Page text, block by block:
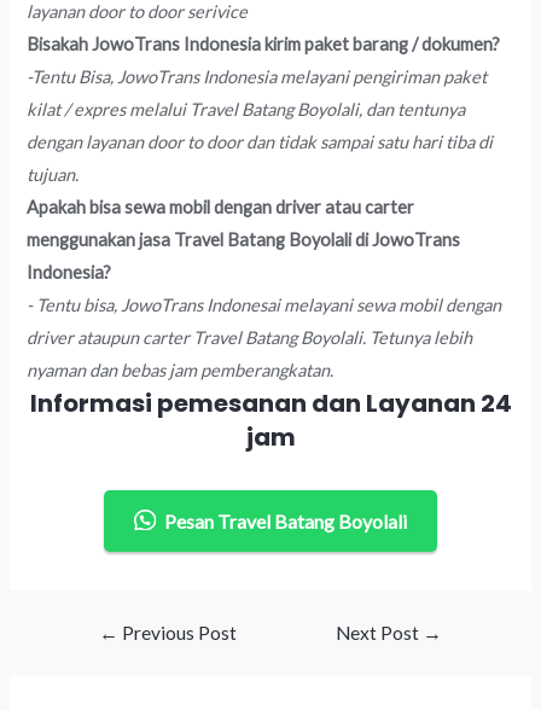
layanan door to door serivice
Bisakah JowoTrans Indonesia kirim paket barang / dokumen?
-Tentu Bisa, JowoTrans Indonesia melayani pengiriman paket
kilat / expres melalui Travel Batang Boyolali, dan tentunya
dengan layanan door to door dan tidak sampai satu hari tiba di
tujuan.
Apakah bisa sewa mobil dengan driver atau carter
menggunakan jasa Travel Batang Boyolali di JowoTrans
Indonesia?
- Tentu bisa, JowoTrans Indonesai melayani sewa mobil dengan
driver ataupun carter Travel Batang Boyolali. Tetunya lebih
nyaman dan bebas jam pemberangkatan.
Informasi pemesanan dan Layanan 24
jam
Pesan Travel Batang Boyolali
Post← Previous Post Next Post →